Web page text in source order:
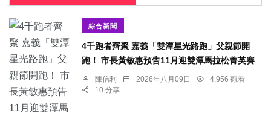
綜合新聞
4千跑者齊聚 嘉義「雙潭星光路跑」父親節開
跑！ 市長黃敏惠預告11月迎雙潭馬拉松菁英賽
陳信利 2026年八月09日
4,956 觀看
10 分享